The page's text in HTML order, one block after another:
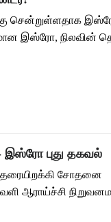
சென்றுள்ளதாக
இஸ்ரோ, நிலவின்
இஸ்ரோ புது தகவல்
தரையிறக்கி சோதனை
ஆராய்ச்சி